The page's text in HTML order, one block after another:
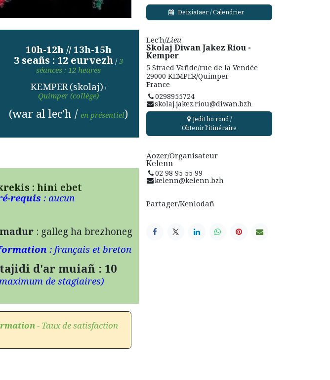
10h-12h // 13h-15h
3 seañs : 12 eurvezh /3
séances : 12 heures
KEMPER(skolaj) /
Quimper (collège)
(war al lec'h / en présentiel)
: hini ebet
requis: aucun
: galleg ha brezhoneg
: français et breton
d'ar muiañ : 10
de stagiaires)
- Taux de satisfaction
Deiziataer / Calendrier
Lec'h/Lieu
Skolaj Diwan Jakez Riou -
Kemper
5 Straed Vañde/rue de la Vendée
29000 KEMPER/Quimper
France
0298955724
skolaj.jakez.riou@diwan.bzh
Jedit ho roud /
Obtenir l'itinéraire
Aozer/Organisateur
Kelenn
02 98 95 55 99
kelenn@kelenn.bzh
Partager/Kenlodañ